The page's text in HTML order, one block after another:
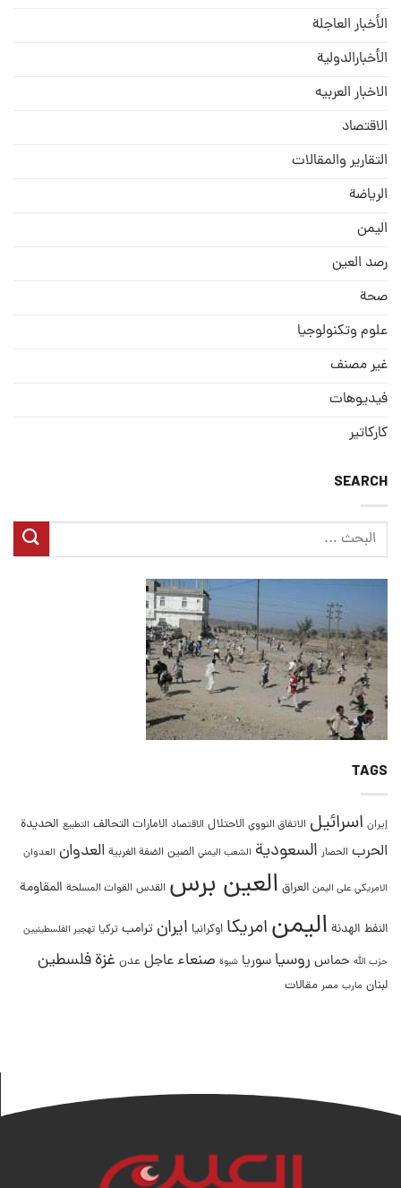
الأخبار العاجلة
الأخبارالدولية
الاخبار العربيه
الاقتصاد
التقارير والمقالات
الریاضة
الیمن
رصد العین
صحة
علوم وتكنولوجيا
غير مصنف
فيديوهات
كاركاتير
SEARCH
TAGS
إيران اسرائيل الاتفاق النووي الاحتلال الاقتصاد الامارات التحالف التطبيع الحديدة
الحرب الحصار السعودية الشعب اليمني الصين الضفة الغربية العدوان العدوان
الامريكي على اليمن العراق العين برس القدس القوات المسلحة المقاومة
النفط الهدنة اليمنامريكا اوكرانيا ايران ترامب تركيا تهجير الفلسطينيين
حزب الله حماس روسيا سوريا شبوة صنعاء عاجل عدن غزةفلسطين
لبنان مارب مصر مقالات